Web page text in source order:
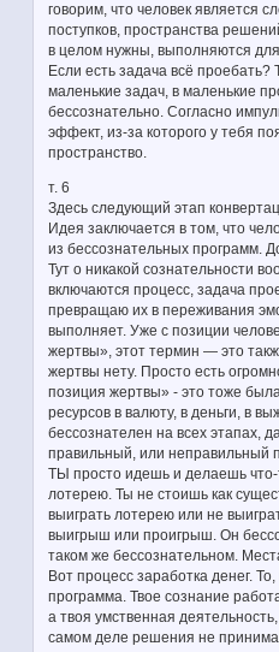
говорим, что человек является
поступков, пространства
в целом нужны, выполняются для
Если есть задача всё
маленькие задач, в маленькие
бессознательно. Согласно
эффект, из-за которого у тебя
пространство.
т. 6
Здесь следующий этап
Идея заключается в том, что
из бессознательных программ.
Тут о никакой сознательности
включаются процесс, задача
превращаю их в переживания
выполняет. Уже с позиции
жертвы», этот термин — это
жертвы нету. Просто есть
позиция жертвы» - это тоже
ресурсов в валюту, в деньги, в
бессознателен на всех этапах,
правильный, или неправильный
ТЫ просто идешь и делаешь что-
лотерею. Ты не стоишь как
выиграть лотерею или не
выигрыш или проигрыш. Он
таком же бессознательном.
Вот процесс заработка денег.
программа. Твое сознание
а твоя умственная
самом деле решения не